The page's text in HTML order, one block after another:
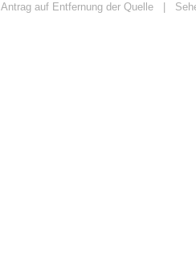
Antrag auf Entfernung der Quelle